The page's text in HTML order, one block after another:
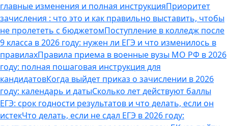
главные изменения и полная инструкцияПриоритет
зачисления : что это и как правильно выставить, чтобы
не пролететь с бюджетомПоступление в колледж после
9 класса в 2026 году: нужен ли ЕГЭ и что изменилось в
правилахПравила приема в военные вузы МО РФ в 2026
году: полная пошаговая инструкция для
кандидатовКогда выйдет приказ о зачислении в 2026
году: календарь и датыСколько лет действуют баллы
ЕГЭ: срок годности результатов и что делать, если он
истекЧто делать, если не сдал ЕГЭ в 2026 году: